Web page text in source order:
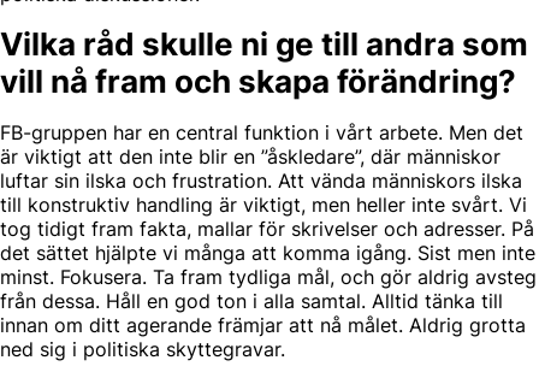
Vilka råd skulle ni ge till andra som
vill nå fram och skapa förändring?
FB-gruppen har en central funktion i vårt arbete. Men det
är viktigt att den inte blir en ”åskledare”, där människor
luftar sin ilska och frustration. Att vända människors ilska
till konstruktiv handling är viktigt, men heller inte svårt. Vi
tog tidigt fram fakta, mallar för skrivelser och adresser. På
det sättet hjälpte vi många att komma igång. Sist men inte
minst. Fokusera. Ta fram tydliga mål, och gör aldrig avsteg
från dessa. Håll en god ton i alla samtal. Alltid tänka till
innan om ditt agerande främjar att nå målet. Aldrig grotta
ned sig i politiska skyttegravar.